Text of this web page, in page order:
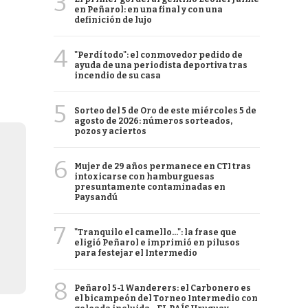
en Peñarol: en una final y con una
definición de lujo
4
"Perdí todo": el conmovedor pedido de
ayuda de una periodista deportiva tras
incendio de su casa
5
Sorteo del 5 de Oro de este miércoles 5 de
agosto de 2026: números sorteados,
pozos y aciertos
6
Mujer de 29 años permanece en CTI tras
intoxicarse con hamburguesas
presuntamente contaminadas en
Paysandú
7
"Tranquilo el camello...": la frase que
eligió Peñarol e imprimió en pilusos
para festejar el Intermedio
8
Peñarol 5-1 Wanderers: el Carbonero es
el bicampeón del Torneo Intermedio con